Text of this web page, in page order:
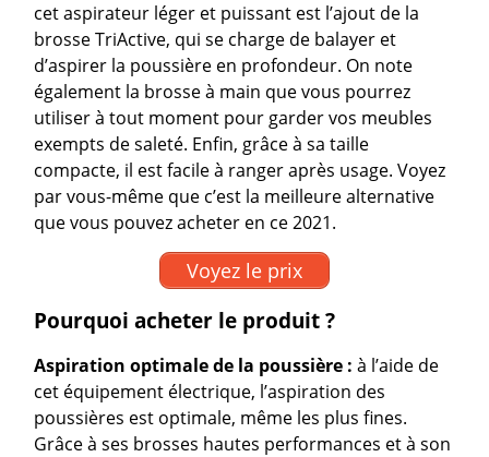
cet aspirateur léger et puissant est l’ajout de la
brosse TriActive, qui se charge de balayer et
d’aspirer la poussière en profondeur. On note
également la brosse à main que vous pourrez
utiliser à tout moment pour garder vos meubles
exempts de saleté. Enfin, grâce à sa taille
compacte, il est facile à ranger après usage. Voyez
par vous-même que c’est la meilleure alternative
que vous pouvez acheter en ce 2021.
Voyez le prix
Pourquoi acheter le produit ?
Aspiration optimale de la poussière :à l’aide de
cet équipement électrique, l’aspiration des
poussières est optimale, même les plus fines.
Grâce à ses brosses hautes performances et à son